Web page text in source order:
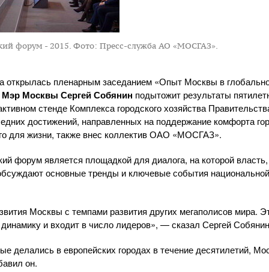
форум - 2015. Фото: Пресс-служба АО «МОСГАЗ».
открылась пленарным заседанием «Опыт Москвы в
Мэр Москвы Сергей Собянин подытожит результаты
стенде Комплекса городского хозяйства
достижений, направленных на поддержание комфорта
для жизни, также внес коллективОАО «МОСГАЗ».
форум является площадкой для диалога, на которой
основные тренды и ключевые события
Москвы с темпами развития других мегаполисов мира.
и входит в число лидеров», — сказал Сергей
делались в европейских городах в течение десятилетий,
он.